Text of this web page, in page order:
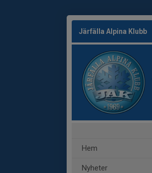
Järfälla Alpina Klubb
Hem
Nyheter